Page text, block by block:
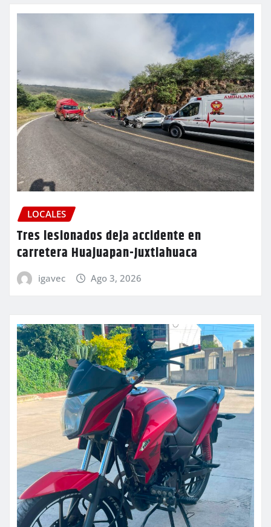
LOCALES
Tres lesionados deja accidente en
carretera Huajuapan-Juxtlahuaca
igavec Ago 3, 2026